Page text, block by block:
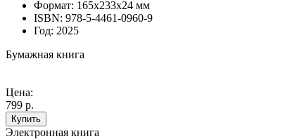
Формат: 165х233х24 мм
ISBN: 978-5-4461-0960-9
Год: 2025
Бумажная книга
Цена:
799 р.
Купить
Электронная книга